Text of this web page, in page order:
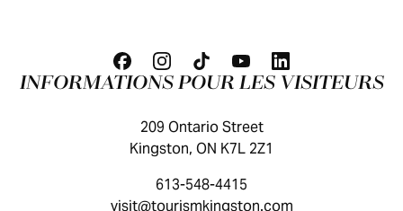
INFORMATIONS POUR LES VISITEURS
209 Ontario Street
Kingston, ON K7L 2Z1
613-548-4415
visit@tourismkingston.com